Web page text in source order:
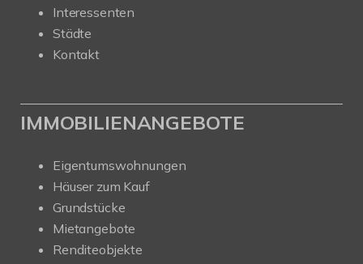
Interessenten
Städte
Kontakt
IMMOBILIENANGEBOTE
Eigentumswohnungen
Häuser zum Kauf
Grundstücke
Mietangebote
Renditeobjekte